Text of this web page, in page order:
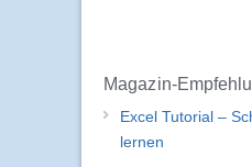
Magazin-
Excel Tutorial –
lernen